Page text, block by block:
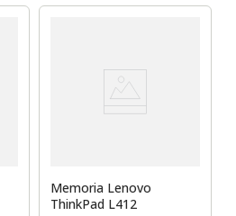
Memoria Lenovo
ThinkPad L412